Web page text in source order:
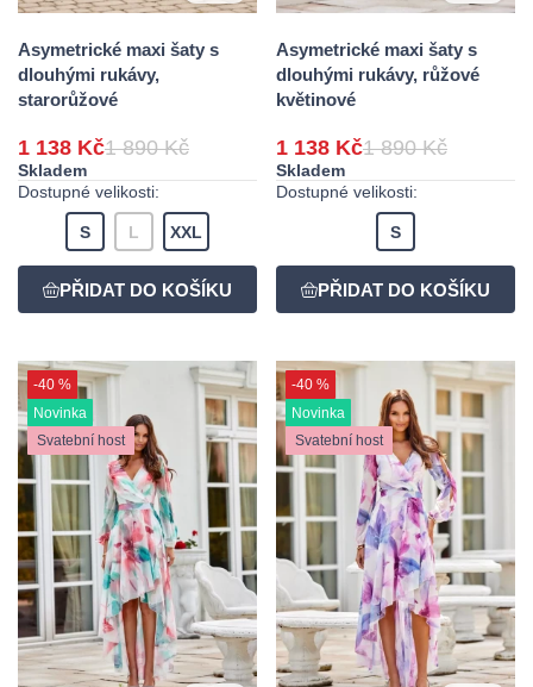
Asymetrické maxi šaty s
dlouhými rukávy,
starorůžové
1 138 Kč1 890 Kč
Skladem
Dostupné velikosti:
S L XXL
Asymetrické maxi šaty s
dlouhými rukávy, růžové
květinové
1 138 Kč1 890 Kč
Skladem
Dostupné velikosti:
S
-40 %
Novinka
Svatební host
-40 %
Novinka
Svatební host